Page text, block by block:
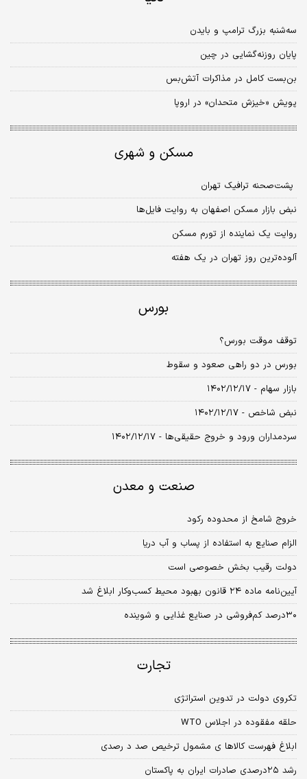
سه‌شنبه بزرگ ترامپ و بایدن
پایان روزنه‌گشایی در چین
بن‌بست کامل در مذاکرات آتش‌بس
پویش «خیزش متحدان» در اروپا
مسکن و شهری
‌ پشت‏‏‌صحنه ترافیک تهران
نبض بازار مسکن اصفهان به روایت فایل‌‌‌ها
روایت یک نماینده از تورم مسکن
آلوده‌‌‌ترین روز تهران در یک هفته
بورس
توقف موقت بورس؟
بورس در دو راهی صعود و سقوط
بازار سهام - ۱۴۰۲/۱۲/۱۷
نبض شاخص - ۱۴۰۲/۱۲/۱۷
سردمداران ورود و خروج حقیقی‌ها - ۱۴۰۲/۱۲/۱۷
صنعت و معدن
خروج شامخ از محدوده رکود
الزام صنایع به استفاده از پساب و آب دریا
دولت رقیب بخش خصوصی است
آیین‌نامه ماده ۲۴ قانون بهبود محیط کسب‌وکار ابلاغ شد
۳۰‌درصد کم‌‌‌فروشی در صنایع غذایی و شوینده
تجارت
تکروی دولت در تدوین استراتژی
حلقه مفقوده در اجلاس WTO
ابلاغ فهرست کالاها ی مشمول ترخیص صد د رصدی
رشد ۲۵‌درصدی صادرات ایران به پاکستان